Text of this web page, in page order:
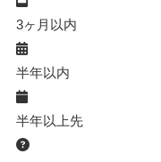
3ヶ月以内
半年以内
半年以上先